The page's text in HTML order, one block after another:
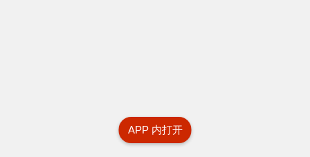
APP 内打开